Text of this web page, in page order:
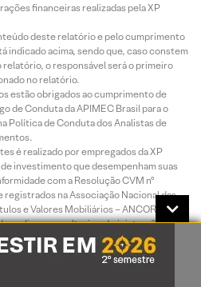
financeiras realizadas pela XP
deste relatório e pelo cumprimento
indicado acima, sendo que, caso constem
relatório, o responsável será o primeiro
no relatório.
estão obrigados ao cumprimento de
de Conduta da APIMEC Brasil para o
Política de Conduta dos Analistas de
é realizado por empregados da XP
investimento que desempenham suas
com a Resolução CVM nº
na Associação Nacional das
e Valores Mobiliários – ANCORD. O
realizar consultoria, administração ou
atuar como intermediário e
para a realização de qualquer operação
do perfil do investidor aos serviços e